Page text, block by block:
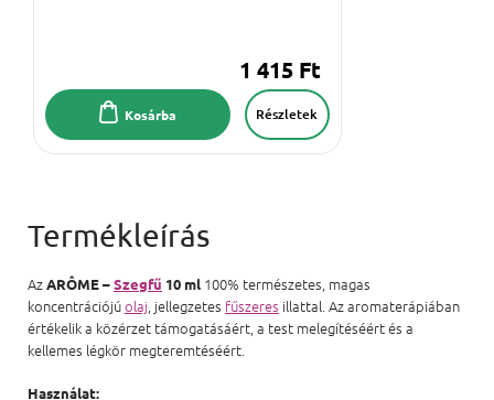
1 415 Ft
Részletek
Kosárba
AzARÔME –Szegfű 10 ml 100% természetes, magas
koncentrációjúolaj , jellegzetes fűszeres illattal. Az aromaterápiában
értékelik a közérzet támogatásáért, a test melegítéséért és a
kellemes légkör megteremtéséért.
Használat: